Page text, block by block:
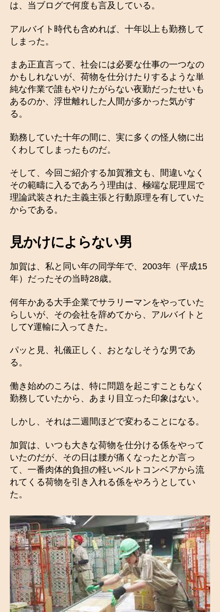
は、当ブログで何度も言及している。
アルバイト時代も含めれば、十年以上も勤務して
しまった。
まあ正直言って、社会には必要な仕事の一つなの
かもしれないが、荷物を仕分けたりするような単
純な作業で誰もやりたがらない夜勤だったせいも
あるのか、浮世離れした人間が多かった気がす
る。
勤務していた十年の間に、実に多くの怪人物に出
くわしてしまったものだ。
そして、今回ご紹介する加賀雅文も、間違いなく
その範疇に入るであろう理由は、極端な屁理屈で
理論武装された主義主張と行動原理を有していた
からである。
見かけによらない男
加賀は、私と同い年の同学年で、2003年（平成15
年）だったその当時28歳。
何年かある大手企業でサラリーマンをやっていた
らしいが、その会社を辞めてから、アルバイトと
してY運輸に入ってきた。
パッと見、礼儀正しく、おとなしそうな男であ
る。
働き始めのころは、特に問題を起こすこともなく
勤務していたから、あまり目立った印象はない。
しかし、それは二週間ほどで変わることになる。
加賀は、いつも大きな荷物を仕分ける係をやって
いたのだが、その日は腰が痛くなったとか言っ
て、一番肉体的負担の軽いベルトコンベアから流
れてくる荷物を引き入れる係をやろうとしてい
た。